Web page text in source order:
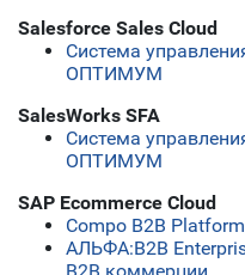
Salesforce Sales Cloud
Система
ОПТИМУМ
SalesWorks SFA
Система
ОПТИМУМ
SAP Ecommerce Cloud
Compo B2B Platform
АЛЬФА:B2B